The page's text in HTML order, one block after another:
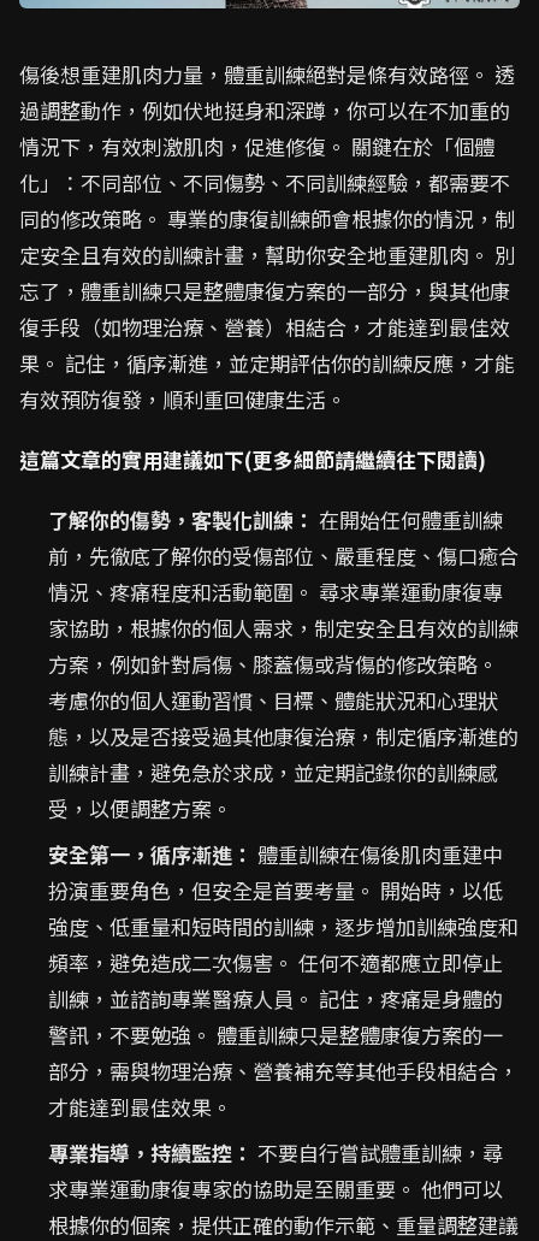
傷後想重建肌肉力量，體重訓練絕對是條有效路徑。 透
過調整動作，例如伏地挺身和深蹲，你可以在不加重的
情況下，有效刺激肌肉，促進修復。 關鍵在於「個體
化」：不同部位、不同傷勢、不同訓練經驗，都需要不
同的修改策略。 專業的康復訓練師會根據你的情況，制
定安全且有效的訓練計畫，幫助你安全地重建肌肉。 別
忘了，體重訓練只是整體康復方案的一部分，與其他康
復手段（如物理治療、營養）相結合，才能達到最佳效
果。 記住，循序漸進，並定期評估你的訓練反應，才能
有效預防復發，順利重回健康生活。
這篇文章的實用建議如下(更多細節請繼續往下閱讀)
了解你的傷勢，客製化訓練： 在開始任何體重訓練
前，先徹底了解你的受傷部位、嚴重程度、傷口癒合
情況、疼痛程度和活動範圍。 尋求專業運動康復專
家協助，根據你的個人需求，制定安全且有效的訓練
方案，例如針對肩傷、膝蓋傷或背傷的修改策略。
考慮你的個人運動習慣、目標、體能狀況和心理狀
態，以及是否接受過其他康復治療，制定循序漸進的
訓練計畫，避免急於求成，並定期記錄你的訓練感
受，以便調整方案。
安全第一，循序漸進： 體重訓練在傷後肌肉重建中
扮演重要角色，但安全是首要考量。 開始時，以低
強度、低重量和短時間的訓練，逐步增加訓練強度和
頻率，避免造成二次傷害。 任何不適都應立即停止
訓練，並諮詢專業醫療人員。 記住，疼痛是身體的
警訊，不要勉強。 體重訓練只是整體康復方案的一
部分，需與物理治療、營養補充等其他手段相結合，
才能達到最佳效果。
專業指導，持續監控： 不要自行嘗試體重訓練，尋
求專業運動康復專家的協助是至關重要。 他們可以
根據你的個案，提供正確的動作示範、重量調整建議